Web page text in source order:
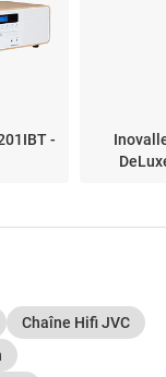
-
Chaîne Hifi JVC